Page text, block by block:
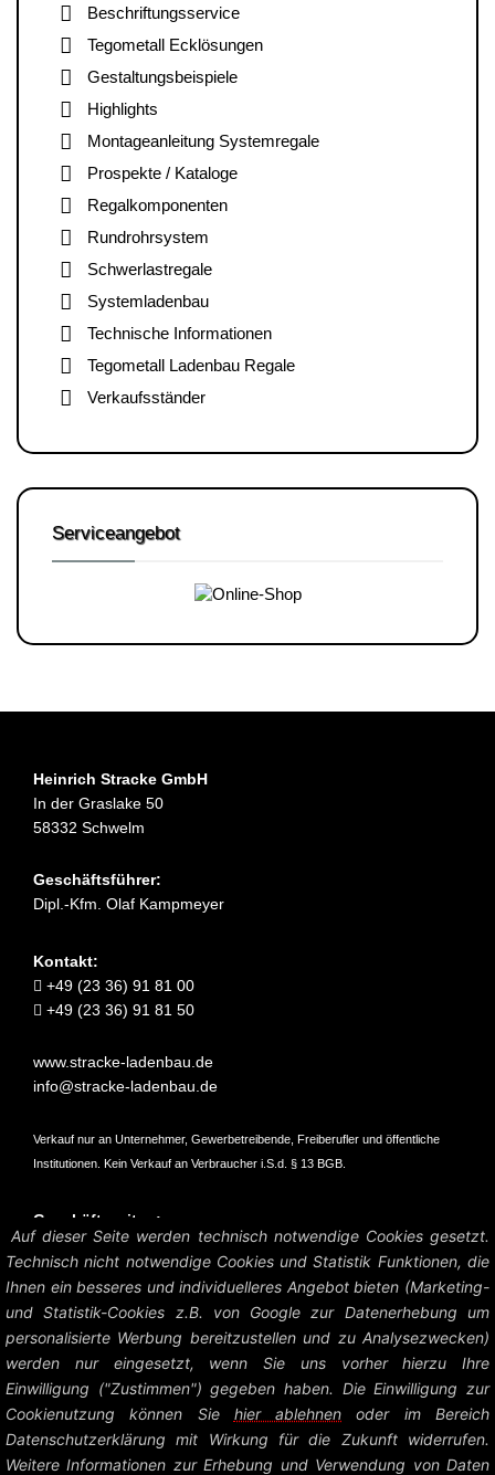
Beschriftungsservice
Tegometall Ecklösungen
Gestaltungsbeispiele
Highlights
Montageanleitung Systemregale
Prospekte / Kataloge
Regalkomponenten
Rundrohrsystem
Schwerlastregale
Systemladenbau
Technische Informationen
Tegometall Ladenbau Regale
Verkaufsständer
Serviceangebot
Heinrich Stracke GmbH
In der Graslake 50
58332 Schwelm
Geschäftsführer:
Dipl.-Kfm. Olaf Kampmeyer
Kontakt:
+49 (23 36) 91 81 00
+49 (23 36) 91 81 50
www.stracke-ladenbau.de
info@stracke-ladenbau.de
Verkauf nur an Unternehmer, Gewerbetreibende, Freiberufler und öffentliche
Institutionen. Kein Verkauf an Verbraucher i.S.d. § 13 BGB.
Geschäftszeiten:
Mo – Do: 07:45 – 16:45 Uhr
Fr: 07:45 – 15:15 Uhr
Amtsgericht Hagen HRB 6004
UstID: DE126458535
Preise zzgl. MwSt. und Versandkosten.
© Heinrich Stracke GmbH – Ladenbau Shop System |Impressum +
Auf dieser Seite werden technisch notwendige Cookies gesetzt.
Technisch nicht notwendige Cookies und Statistik Funktionen, die
Ihnen ein besseres und individuelleres Angebot bieten (Marketing-
und Statistik-Cookies z.B. von Google zur Datenerhebung um
personalisierte Werbung bereitzustellen und zu Analysezwecken)
werden nur eingesetzt, wenn Sie uns vorher hierzu Ihre
Einwilligung ("Zustimmen") gegeben haben. Die Einwilligung zur
Cookienutzung können Sie hier ablehnen oder im Bereich
Datenschutzerklärung mit Wirkung für die Zukunft widerrufen.
Weitere Informationen zur Erhebung und Verwendung von Daten